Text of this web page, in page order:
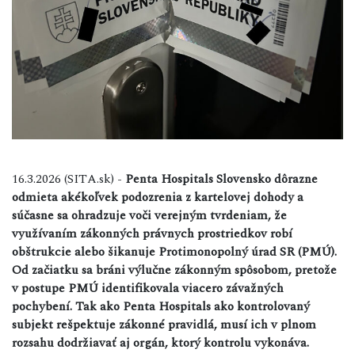
16.3.2026 (SITA.sk) - Penta Hospitals Slovensko dôrazne
odmieta akékoľvek podozrenia z kartelovej dohody a
súčasne sa ohradzuje voči verejným tvrdeniam, že
využívaním zákonných právnych prostriedkov robí
obštrukcie alebo šikanuje Protimonopolný úrad SR (PMÚ).
Od začiatku sa bráni výlučne zákonným spôsobom, pretože
v postupe PMÚ identifikovala viacero závažných
pochybení. Tak ako Penta Hospitals ako kontrolovaný
subjekt rešpektuje zákonné pravidlá, musí ich v plnom
rozsahu dodržiavať aj orgán, ktorý kontrolu vykonáva.